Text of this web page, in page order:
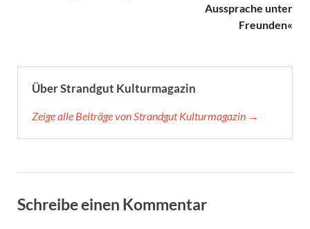
Aussprache unter
Freunden«
Über Strandgut Kulturmagazin
Zeige alle Beiträge von Strandgut Kulturmagazin →
Schreibe einen Kommentar